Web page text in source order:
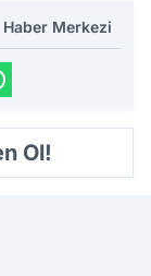
Haber Merkezi
Ol!